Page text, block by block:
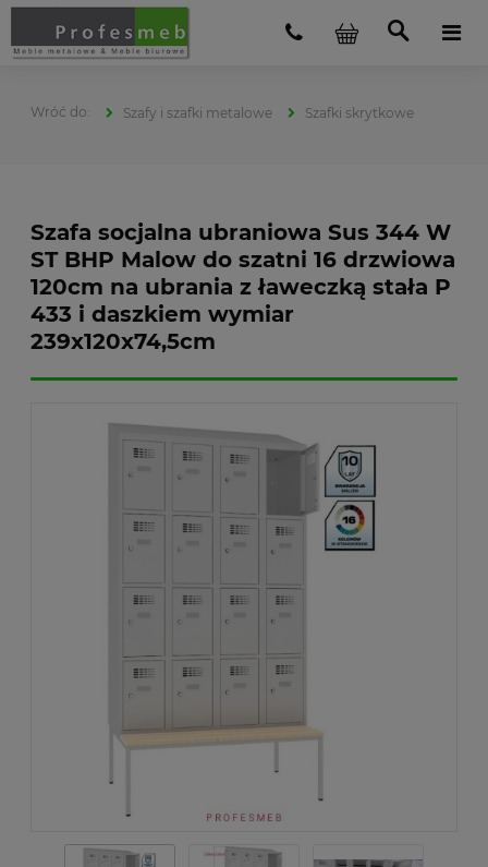
Szafy i szafki metalowe Szafki skrytkowe
Szafa socjalna ubraniowa Sus 344 W
ST BHP Malow do szatni 16 drzwiowa
120cm na ubrania z ławeczką stała P
433 i daszkiem wymiar
239x120x74,5cm